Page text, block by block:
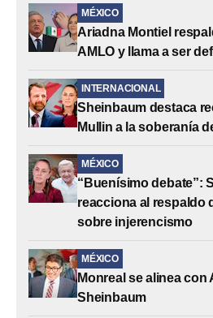
MÉXICO
Ariadna Montiel
AMLO y llama a ser
INTERNACIONAL
Sheinbaum destaca
Mullin a la soberanía
MÉXICO
“Buenísimo debate”:
reacciona al respaldo
sobre injerencismo
MÉXICO
Monreal se alinea con
Sheinbaum